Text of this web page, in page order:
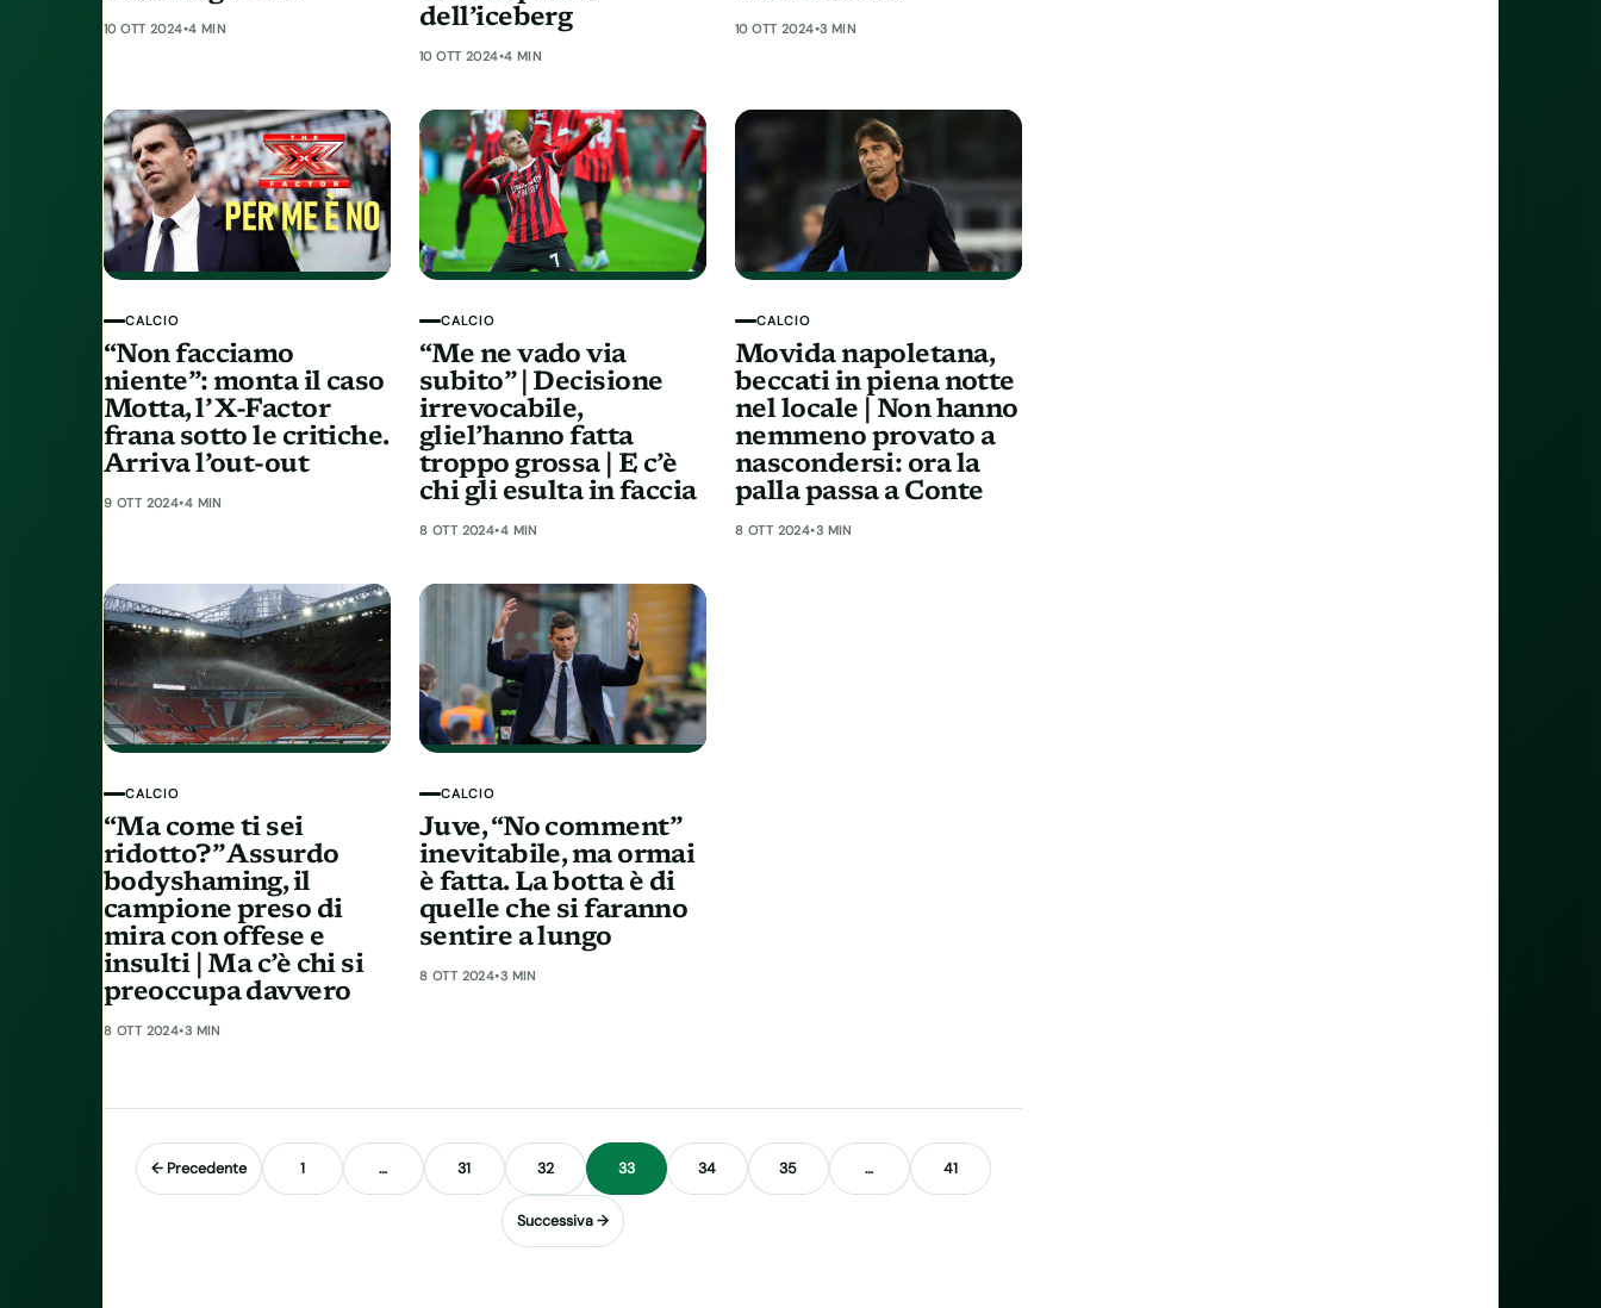
10 OTT 2024•4 MIN
dell’iceberg
10 OTT 2024•4 MIN
10 OTT 2024•3 MIN
CALCIO
“Non facciamo
niente”: monta il caso
Motta, l’ X-Factor
frana sotto le critiche.
Arriva l’out-out
9 OTT 2024•4 MIN
CALCIO
“Me ne vado via
subito” | Decisione
irrevocabile,
gliel’hanno fatta
troppo grossa | E c’è
chi gli esulta in faccia
8 OTT 2024•4 MIN
CALCIO
Movida napoletana,
beccati in piena notte
nel locale | Non hanno
nemmeno provato a
nascondersi: ora la
palla passa a Conte
8 OTT 2024•3 MIN
CALCIO
“Ma come ti sei
ridotto?” Assurdo
bodyshaming, il
campione preso di
mira con offese e
insulti | Ma c’è chi si
preoccupa davvero
8 OTT 2024•3 MIN
CALCIO
Juve, “No comment”
inevitabile, ma ormai
è fatta. La botta è di
quelle che si faranno
sentire a lungo
8 OTT 2024•3 MIN
Paginazione degli articoli
← Precedente 1 … 31 32 33 34 35 … 41
Successiva →